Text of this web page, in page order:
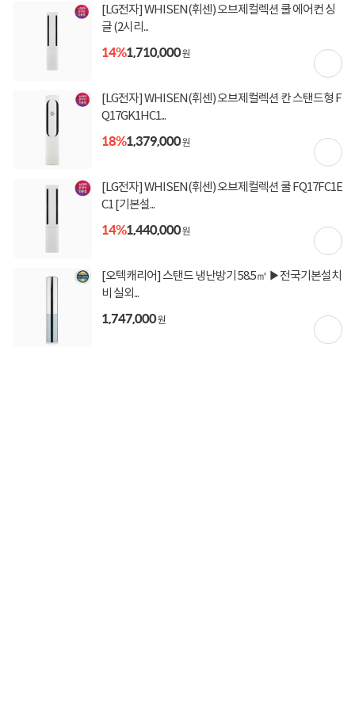
[LG전자] WHISEN(휘센) 오브제컬렉션 쿨 에어컨 싱
글 (2시리...
14%1,710,000원
[LG전자] WHISEN(휘센) 오브제컬렉션 칸 스탠드형 F
Q17GK1HC1...
18%1,379,000원
[LG전자] WHISEN(휘센) 오브제컬렉션 쿨 FQ17FC1E
C1 [기본설...
14%1,440,000원
[오텍캐리어] 스탠드 냉난방기 58.5㎡ ▶전국기본설치
비 실외...
1,747,000원
상세정보를확대해서 볼 수 있습니다.